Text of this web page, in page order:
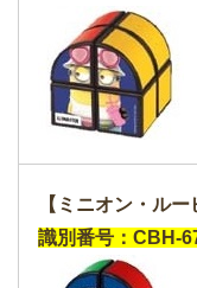
【ミニオン・ル
識別番号：CBH-